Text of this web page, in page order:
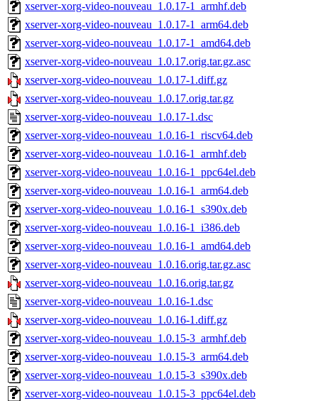
xserver-xorg-video-nouveau_1.0.17-1_armhf.deb
xserver-xorg-video-nouveau_1.0.17-1_arm64.deb
xserver-xorg-video-nouveau_1.0.17-1_amd64.deb
xserver-xorg-video-nouveau_1.0.17.orig.tar.gz.asc
xserver-xorg-video-nouveau_1.0.17-1.diff.gz
xserver-xorg-video-nouveau_1.0.17.orig.tar.gz
xserver-xorg-video-nouveau_1.0.17-1.dsc
xserver-xorg-video-nouveau_1.0.16-1_riscv64.deb
xserver-xorg-video-nouveau_1.0.16-1_armhf.deb
xserver-xorg-video-nouveau_1.0.16-1_ppc64el.deb
xserver-xorg-video-nouveau_1.0.16-1_arm64.deb
xserver-xorg-video-nouveau_1.0.16-1_s390x.deb
xserver-xorg-video-nouveau_1.0.16-1_i386.deb
xserver-xorg-video-nouveau_1.0.16-1_amd64.deb
xserver-xorg-video-nouveau_1.0.16.orig.tar.gz.asc
xserver-xorg-video-nouveau_1.0.16.orig.tar.gz
xserver-xorg-video-nouveau_1.0.16-1.dsc
xserver-xorg-video-nouveau_1.0.16-1.diff.gz
xserver-xorg-video-nouveau_1.0.15-3_armhf.deb
xserver-xorg-video-nouveau_1.0.15-3_arm64.deb
xserver-xorg-video-nouveau_1.0.15-3_s390x.deb
xserver-xorg-video-nouveau_1.0.15-3_ppc64el.deb